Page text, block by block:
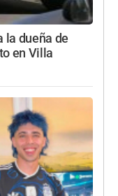
la dueña de
en Villa